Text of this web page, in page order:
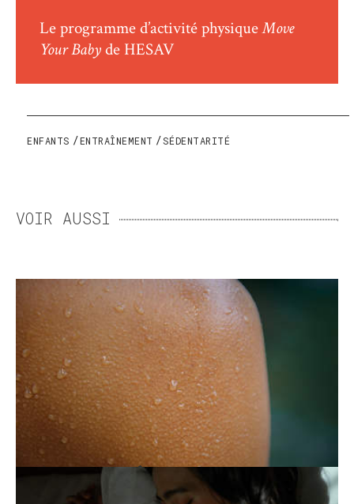
Le programme d’activité physiqueMove
Your Babyde HESAV
ENFANTS ENTRAÎNEMENT SÉDENTARITÉ
VOIR AUSSI
LA SUEUR, CETTE ENNEMIE
QUI NOUS VEUT DU BIEN
Nécessaire mais parfois excessive, la
transpiration peut devenir un calvaire. Des
solutions existent pour atténuer cette gêne.
S'ÉPUISER À MIEUX DORMIR